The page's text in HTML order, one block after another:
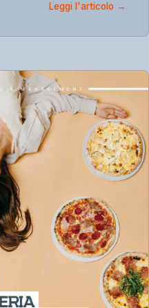
Leggi l'articolo →